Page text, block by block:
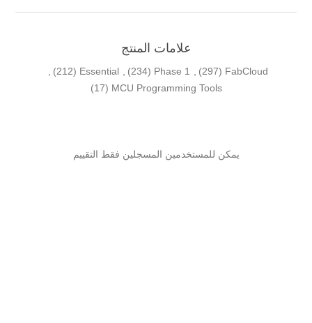
علامات المنتج
FabCloud
(297)
Phase 1
(234)
Essential
(212)
MCU Programming Tools
(17)
يمكن للمستخدمين المسجلين فقط التقييم